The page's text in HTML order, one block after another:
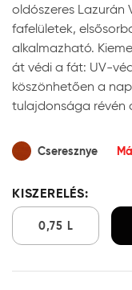
oldószeres Lazurán
fafelületek,
alkalmazható.
át védi a fát: UV-
köszönhetően a
tulajdonsága révén
Cseresznye
KISZERELÉS:
0,75 L